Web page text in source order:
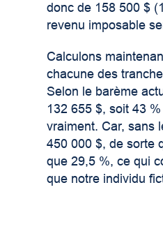
donc de 158 500 $
revenu imposable
Calculons
chacune des
Selon le barème
132 655 $, soit 43
vraiment. Car, sans
450 000 $, de sorte
que 29,5 %, ce qui
que notre individu